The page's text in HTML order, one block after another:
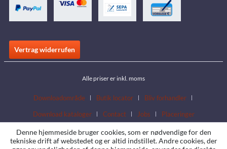
Vertrag widerrufen
Alle priser er inkl. moms
Downloadområde Butik locator
Bliv forhandler
Download kataloger
Contact Jobs Placeringer
Denne hjemmeside bruger cookies, som er nødvendige for den
tekniske drift af webstedet og er altid indstillet. Andre cookies, der